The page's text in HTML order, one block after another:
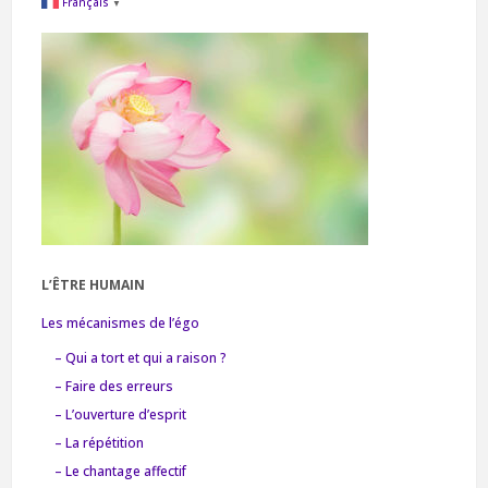
▼
L’ÊTRE HUMAIN
Les mécanismes de l’égo
– Qui a tort et qui a raison ?
– Faire des erreurs
– L’ouverture d’esprit
– La répétition
– Le chantage affectif